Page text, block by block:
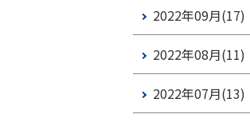
2022年09月(17)
2022年08月(11)
2022年07月(13)